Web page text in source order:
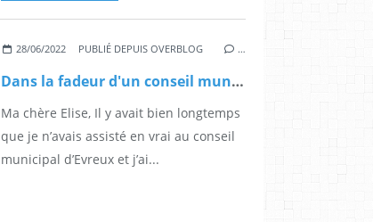
,HUMEUR, LETTRES À ELISE,BRÈVES DE CONSEIL MUNICIPAL
28/06/2022 PUBLIÉ DEPUIS OVERBLOG …
Dans la fadeur d'un conseil municipal, l'été
Ma chère Elise, Il y avait bien longtemps
que je n’avais assisté en vrai au conseil
municipal d’Evreux et j’ai...